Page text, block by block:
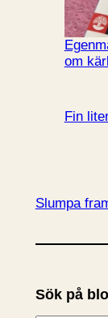
om
Fin
Slumpa
Sök på